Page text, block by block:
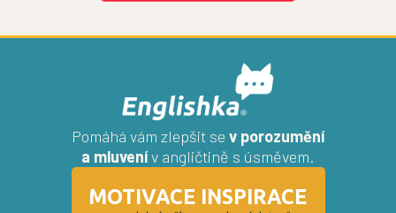
Pomáhá vám zlepšit se v porozumění
a mluvenív angličtině s úsměvem.
MOTIVACE INSPIRACE